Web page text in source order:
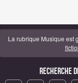
La rubrique Musique est
Recherche